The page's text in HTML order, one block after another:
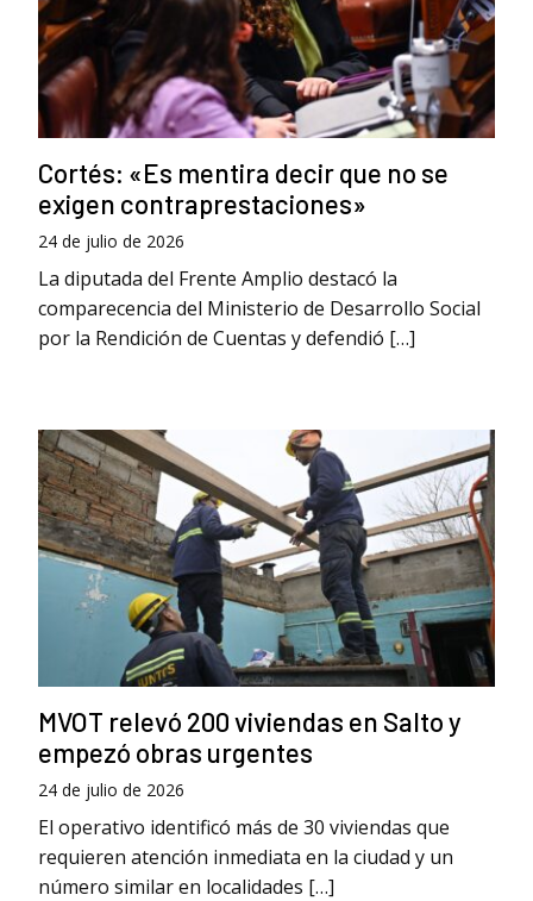
Cortés: «Es mentira decir que no se
exigen contraprestaciones»
24 de julio de 2026
La diputada del Frente Amplio destacó la
comparecencia del Ministerio de Desarrollo Social
por la Rendición de Cuentas y defendió […]
MVOT relevó 200 viviendas en Salto y
empezó obras urgentes
24 de julio de 2026
El operativo identificó más de 30 viviendas que
requieren atención inmediata en la ciudad y un
número similar en localidades […]